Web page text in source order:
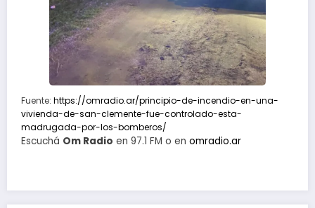
Fuente: https://omradio.ar/principio-de-incendio-en-una-
vivienda-de-san-clemente-fue-controlado-esta-
madrugada-por-los-bomberos/
Escuchá Om Radio en 97.1 FM o en omradio.ar